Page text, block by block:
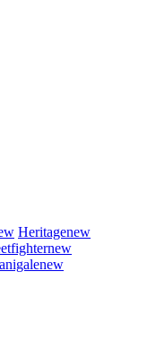
Heritagenew
new
new